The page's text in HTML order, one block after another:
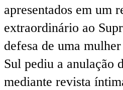
apresentados em um
extraordinário ao
defesa de uma
Sul pediu a anulação
mediante revista